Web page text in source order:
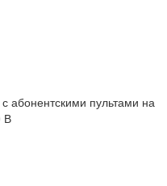
абонентскими пультами на
В